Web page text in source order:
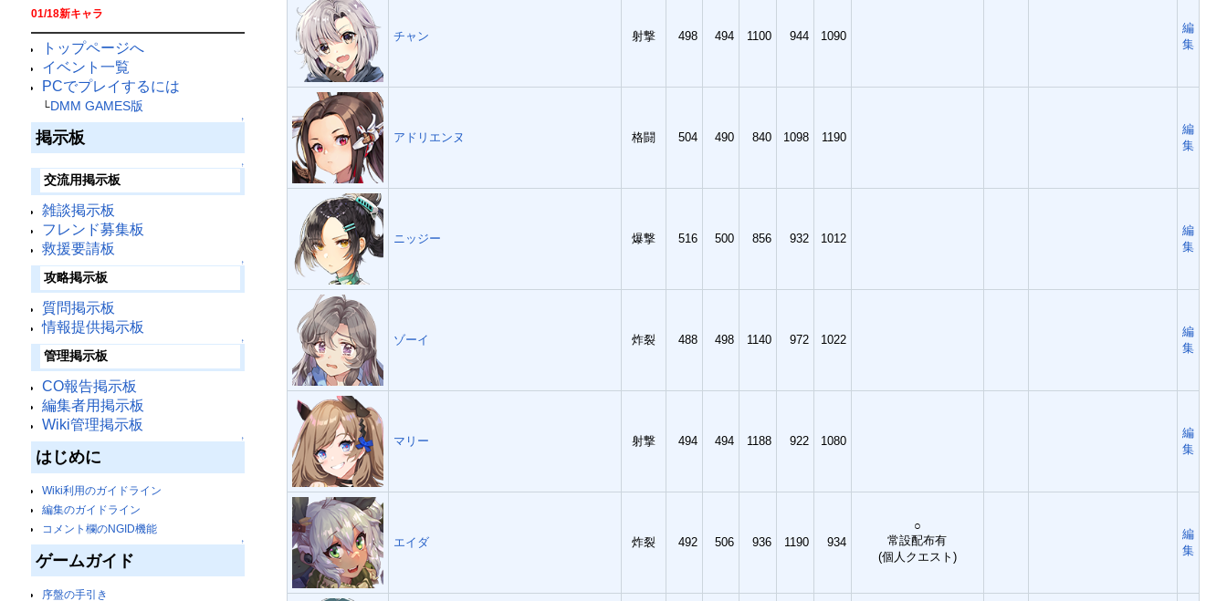
01/18新キャラ
トップページへ
イベント一覧
PCでプレイするには
└DMM GAMES版
↑
掲示板
↑
交流用掲示板
雑談掲示板
フレンド募集板
救援要請板
↑
攻略掲示板
質問掲示板
情報提供掲示板
↑
管理掲示板
CO報告掲示板
編集者用掲示板
Wiki管理掲示板
↑
はじめに
Wiki利用のガイドライン
編集のガイドライン
コメント欄のNGID機能
↑
ゲームガイド
序盤の手引き
チャン 射撃 498 494 1100 944 1090
編
集
アドリエンヌ 格闘 504 490 840 1098 1190
編
集
ニッジー 爆撃 516 500 856 932 1012
編
集
ゾーイ 炸裂 488 498 1140 972 1022
編
集
マリー 射撃 494 494 1188 922 1080
編
集
エイダ 炸裂 492 506 936 1190 934
○
常設配布有
(個人クエスト)
編
集